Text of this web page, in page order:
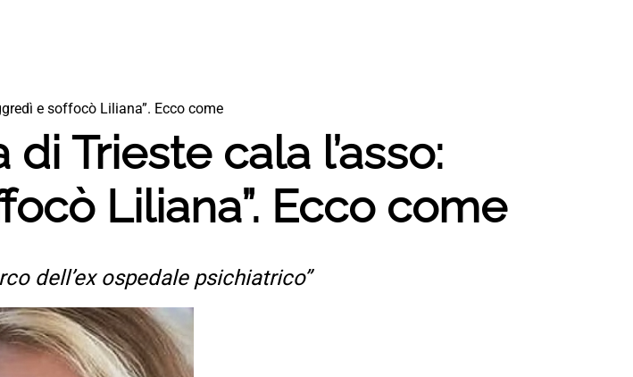
e soffocò Liliana”. Ecco come
Trieste cala l’asso:
Liliana”. Ecco come
dell’ex ospedale psichiatrico”